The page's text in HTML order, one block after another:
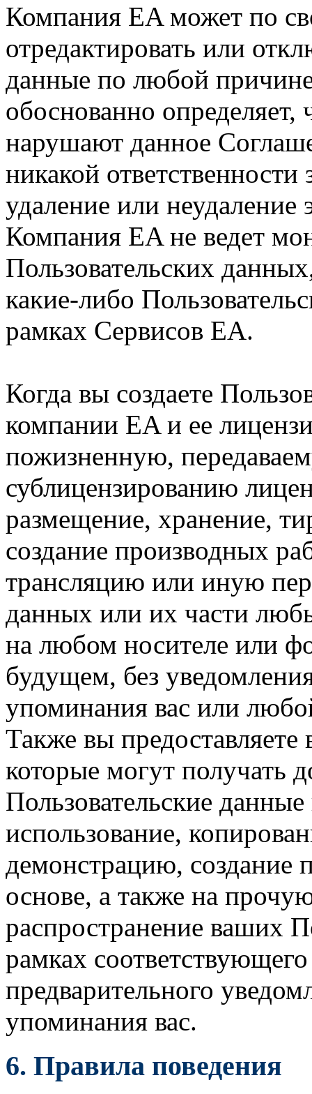
Компания EA может по
отредактировать или
данные по любой
обоснованно определяет,
нарушают данное
никакой
удаление или
Компания EA не ведет
Пользовательских
какие-либо
рамках Сервисов EA.
Когда вы создаете
компании EA и ее
пожизненную,
сублицензированию
размещение, хранение,
создание производных
трансляцию или иную
данных или их части
на любом носителе или
будущем, без
упоминания вас или
Также вы предоставляете
которые могут получать
Пользовательские
использование,
демонстрацию, создание
основе, а также на
распространение ваших
рамках
предварительного
упоминания вас.
6. Правила поведения